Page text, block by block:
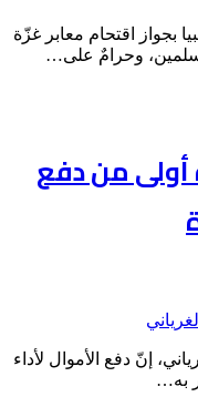
بجواز اقتحام معابر غزّة
وحرامٌ على…
أولى من دفع
إنّ دفع الأموال لأداء
به…